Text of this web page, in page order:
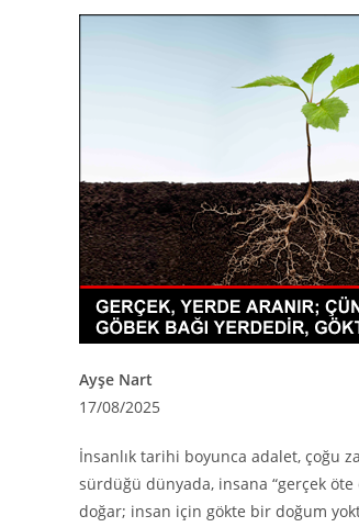
Ayşe Nart
17/08/2025
İnsanlık tarihi boyunca adalet, çoğu
sürdüğü dünyada, insana “gerçek öte
doğar; insan için gökte bir doğum